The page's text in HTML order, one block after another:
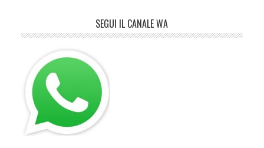
SEGUI IL CANALE WA